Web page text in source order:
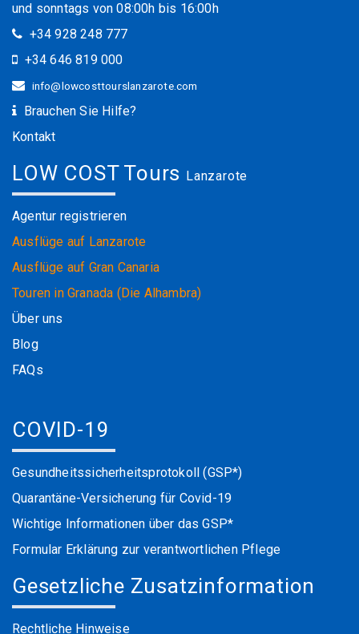
und sonntags von 08:00h bis 16:00h
+34 928 248 777
+34 646 819 000
info@lowcosttourslanzarote.com
Brauchen Sie Hilfe?
Kontakt
LOW COST Tours Lanzarote
Agentur registrieren
Ausflüge auf Lanzarote
Ausflüge auf Gran Canaria
Touren in Granada (Die Alhambra)
Über uns
Blog
FAQs
COVID-19
Gesundheitssicherheitsprotokoll (GSP*)
Quarantäne-Versicherung für Covid-19
Wichtige Informationen über das GSP*
Formular Erklärung zur verantwortlichen Pflege
Gesetzliche Zusatzinformation
Rechtliche Hinweise